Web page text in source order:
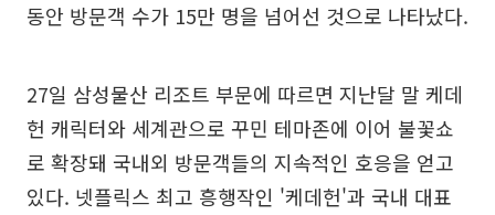
동안 방문객 수가 15만 명을 넘어선 것으로 나타났다.
27일 삼성물산 리조트 부문에 따르면 지난달 말 케데
헌 캐릭터와 세계관으로 꾸민 테마존에 이어 불꽃쇼
로 확장돼 국내외 방문객들의 지속적인 호응을 얻고
있다. 넷플릭스 최고 흥행작인 '케데헌'과 국내 대표